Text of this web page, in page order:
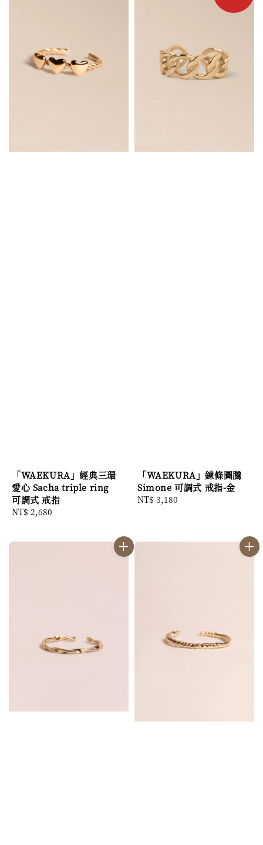
「WAEKURA」經典三環
愛心 Sacha triple ring
可調式 戒指
Regular
NT$ 2,680
「WAEKURA」鍊條圖騰
Simone 可調式 戒指-金
Regular
NT$ 3,180